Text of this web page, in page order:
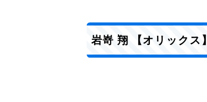
岩嵜 翔 【オリックス】